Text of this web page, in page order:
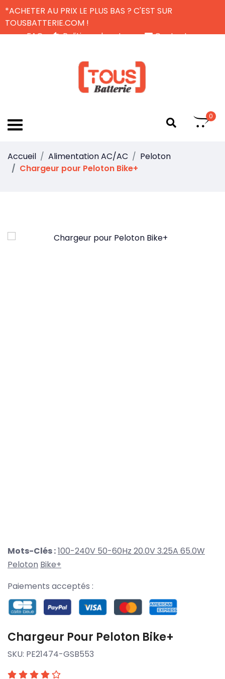
*ACHETER AU PRIX LE PLUS BAS ? C'EST SUR
TOUSBATTERIE.COM !
FAQ
Politique de retour
Contactez-nous
0
Accueil Alimentation AC/AC
Peloton
Chargeur pour Peloton Bike+
Mots-Clés :100-240V 50-60Hz 20.0V 3.25A 65.0W
Peloton Bike+
Paiements acceptés :
Chargeur Pour Peloton Bike+
SKU: PE21474-GSB553